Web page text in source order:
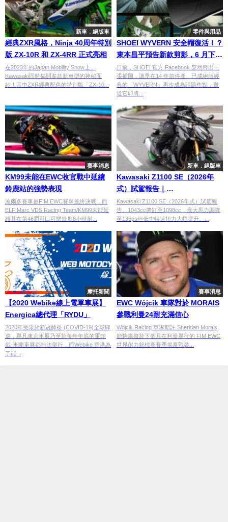
新車．絕版車
經典ZXR風格，Ninja 40周年特別
版 ZX-10R 和 ZX-4RR 正式亮相
在2023年的Japan Mobility Show上，
Kawasaki同時揭開多款新車型的神秘面
紗！其中ZXR經典配色的特別版「ZX-10...
零件與用品
SHOEI WYVERN 安全帽復活！？
東本昌平預告新款剪影，6 月下旬
揭曉真相
日前，SHOEI 官方 Facebook 突然釋出一
張插圖，讓早在14 年前停產、已成絕版經
典的「WYVERN」再次成為話題焦點，難
道它即將...
賽事消息
KM99未能在EWC收官戰中延續
鈴鹿站的強勢表現
波爾多賽事是FIM EWC賽季最終決戰，而
ELF Marc VDS Racing Team/KM99未能延
續其在第46屆可口可樂鈴鹿8小時耐...
新車．絕版車
Kawasaki Z1100 SE（2026年
式）試駕報告｜
1098cc×Brembo×Öhlins，外披
SUGOMI惡人面具、內藏精緻紳
士魂完整評測
Kawasaki Z1100 SE（2026年式）試駕報
告。1043cc擴缸至1098cc，最大馬力調降
至136ps但低中轉速扭力大幅提升。...
摩托新聞
【2020 Webike線上電單車展】
Energica總代理「RYDU」
2020年受限於新冠肺炎 (COVID-19)全球肆
虐，舉凡東京車展乃至於每年年底的重頭
戲-米蘭車展都無法舉行，而Webike 香港為
了能...
賽事消息
EWC Wójcik 車隊對於 MORAIS
參戰利曼24耐充滿信心
Wójcik Racing 車隊期許 Sheridan Morais
能夠康復於下個月在利曼舉行的 FIM EWC
世界耐力錦標賽賽季揭幕戰參...